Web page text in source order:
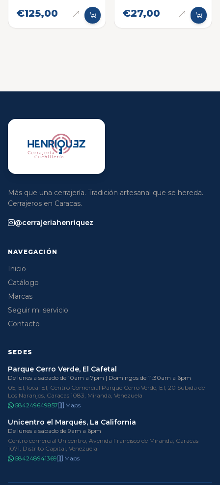
€125,00 €27,00
Más que una cerrajería. Tradición artesanal que se hereda.
Cerrajeros en Caracas.
@cerrajeriahenriquez
NAVEGACIÓN
Inicio
Catálogo
Marcas
Seguir mi servicio
Contacto
SEDES
Parque Cerro Verde, El Cafetal
De lunes a sabado de 10am a 7pm | Domingos de 11:30am a 6pm
05, E1, local E1, Centro Comercial Parque Cerro Verde, E1, 20 Subida de
Los Naranjos, Caracas 1083, Miranda, Venezuela
584249649857
Maps
Unicentro el Marqués, La California
De lunes a sabado de 9am a 6pm
Centro comercial Unicentro, Avenida Francisco de Miranda, Caracas
1071, Distrito Capital, Venezuela
584248941369
Maps